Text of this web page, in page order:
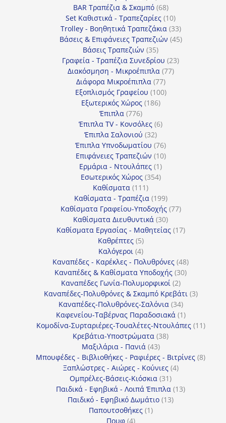
προϊόντα
BAR Τραπέζια & Σκαμπό 6868
προϊόντα
Set Καθιστικά - Τραπεζαρίες 1010
προϊόντα
Trolley - Βοηθητικά Τραπεζάκια 3333
προϊόντα
Βάσεις & Επιφάνειες Τραπεζιών 4545
Βάσεις Τραπεζιών 3535
προϊόντα
Γραφεία - Τραπέζια Συνεδρίου 2323
Διακόσμηση - Μικροέπιπλα 7777
Διάφορα Μικροέπιπλα 7777
προϊόντα
Εξοπλισμός Γραφείου 100100
Εξωτερικός Χώρος 186186
Έπιπλα 776776
προϊόντα
Έπιπλα TV - Κονσόλες 66
Έπιπλα Σαλονιού 3232
προϊόντα
Έπιπλα Υπνοδωματίου 7676
προϊόντα
Επιφάνειες Τραπεζιών 1010
Ερμάρια - Ντουλάπες 11
προϊόν
Εσωτερικός Χώρος 354354
Καθίσματα 111111
προϊόντα
Καθίσματα - Τραπέζια 199199
προϊόντα
Καθίσματα Γραφείου-Υποδοχής 7777
Καθίσματα Διευθυντικά 3030
προϊόντα
Καθίσματα Εργασίας - Μαθητείας 1717
Καθρέπτες 55
προϊόντα
Καλόγεροι 44
προϊόντα
Καναπέδες - Καρέκλες - Πολυθρόνες 4848
προϊόντα
Καναπέδες & Καθίσματα Υποδοχής 3030
Καναπέδες Γωνία-Πολυμορφικοί 22
προϊόντα
Καναπέδες-Πολυθρόνες & Σκαμπό Κρεβάτι 33
Καναπέδες-Πολυθρόνες-Σαλόνια 3434
προϊόντα
Καφενείου-Ταβέρνας Παραδοσιακά 11
προϊόν
Κομοδίνα-Συρταριέρες-Τουαλέτες-Ντουλάπες 1111
Κρεβάτια-Υποστρώματα 3838
Μαξιλάρια - Πανιά 4343
προϊόντα
Μπουφέδες - Βιβλιοθήκες - Ραφιέρες - Βιτρίνες 88
Ξαπλώστρες - Αιώρες - Κούνιες 44
Ομπρέλες-Βάσεις-Κιόσκια 3131
προϊόντα
Παιδικά - Εφηβικά - Λοιπά Έπιπλα 1313
Παιδικό - Εφηβικό Δωμάτιο 1313
Παπουτσοθήκες 11
Πουφ 44